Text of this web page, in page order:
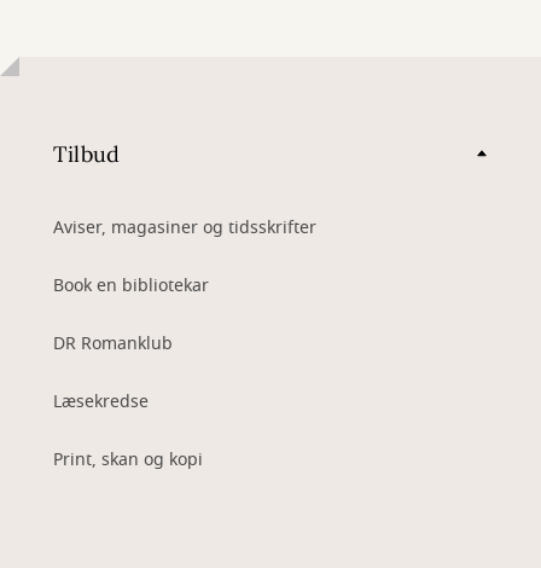
Tilbud
Aviser, magasiner og tidsskrifter
Book en bibliotekar
DR Romanklub
Læsekredse
Print, skan og kopi